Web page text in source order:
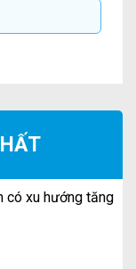
có xu hướng tăng